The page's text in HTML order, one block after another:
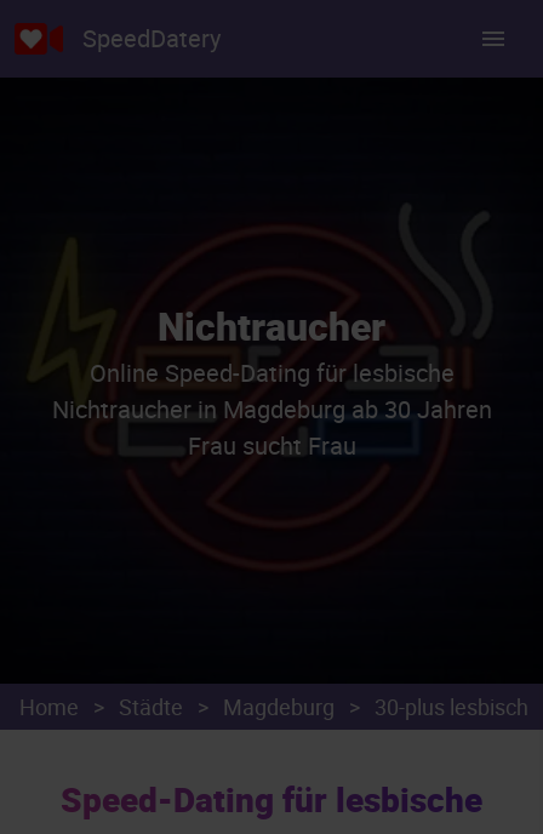
SpeedDatery
Nichtraucher
Online Speed-Dating für lesbische
Nichtraucher in Magdeburg ab 30 Jahren
Frau sucht Frau
Home > Städte > Magdeburg > 30-plus lesbisch
Speed-Dating für lesbische